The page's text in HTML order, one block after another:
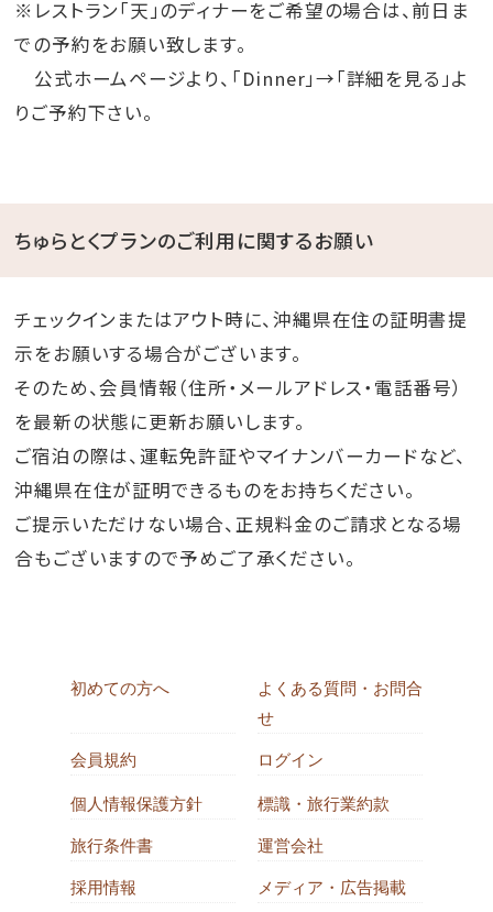
※レストラン「天」のディナーをご希望の場合は、前日ま
での予約をお願い致します。
公式ホームページより、「Dinner」→「詳細を見る」よ
りご予約下さい。
ちゅらとくプランのご利用に関するお願い
チェックインまたはアウト時に、沖縄県在住の証明書提
示をお願いする場合がございます。
そのため、会員情報（住所・メールアドレス・電話番号）
を最新の状態に更新お願いします。
ご宿泊の際は、運転免許証やマイナンバーカードなど、
沖縄県在住が証明できるものをお持ちください。
ご提示いただけない場合、正規料金のご請求となる場
合もございますので予めご了承ください。
初めての方へ
よくある質問・お問合
せ
会員規約 ログイン
個人情報保護方針 標識・旅行業約款
旅行条件書 運営会社
採用情報 メディア・広告掲載